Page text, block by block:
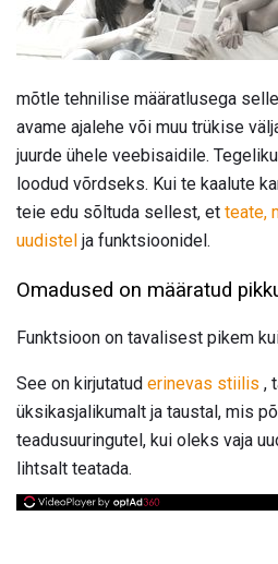
mõtle tehnilise määratlusega
avame ajalehe või muu trükise
juurde ühele veebisaidile.
loodud võrdseks. Kui te kaalute
teie edu sõltuda sellest, et teate,
uudistel ja funktsioonidel.
Omadused on määratud
Funktsioon on tavalisest pikem
See on kirjutatud erinevas stiilis ,
üksikasjalikumalt ja taustal, mis
teadusuuringutel, kui oleks vaja
lihtsalt teatada.